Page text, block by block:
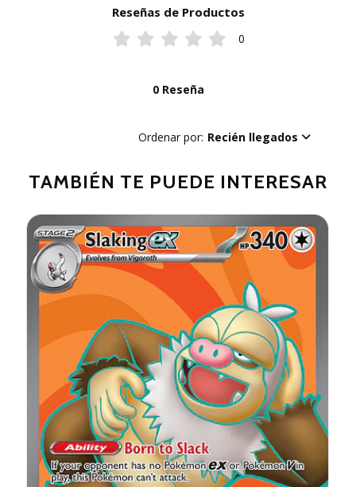
Reseñas de Productos
0
0 Reseña
Ordenar por: Recién llegados
TAMBIÉN TE PUEDE INTERESAR